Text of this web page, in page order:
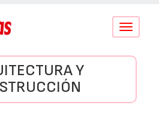
Conmutar
Y